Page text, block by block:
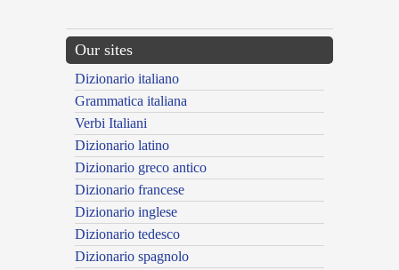
Our sites
Dizionario italiano
Grammatica italiana
Verbi Italiani
Dizionario latino
Dizionario greco antico
Dizionario francese
Dizionario inglese
Dizionario tedesco
Dizionario spagnolo